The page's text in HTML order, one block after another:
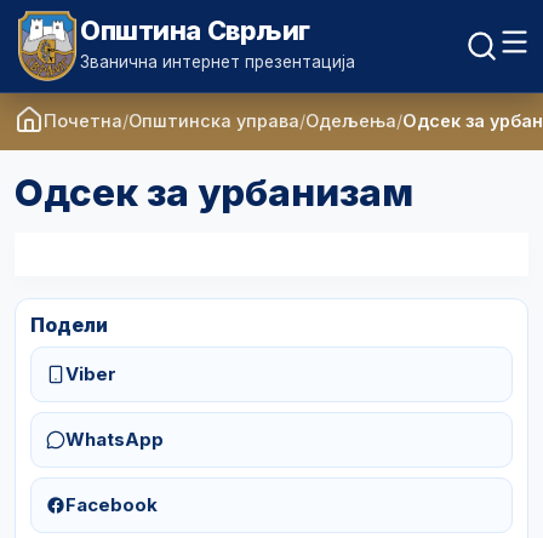
Општина Сврљиг
Званична интернет презентација
Почетна Општинска управа Одељења Одсек за
Одсек за урбанизам
Подели
Viber
WhatsApp
Facebook